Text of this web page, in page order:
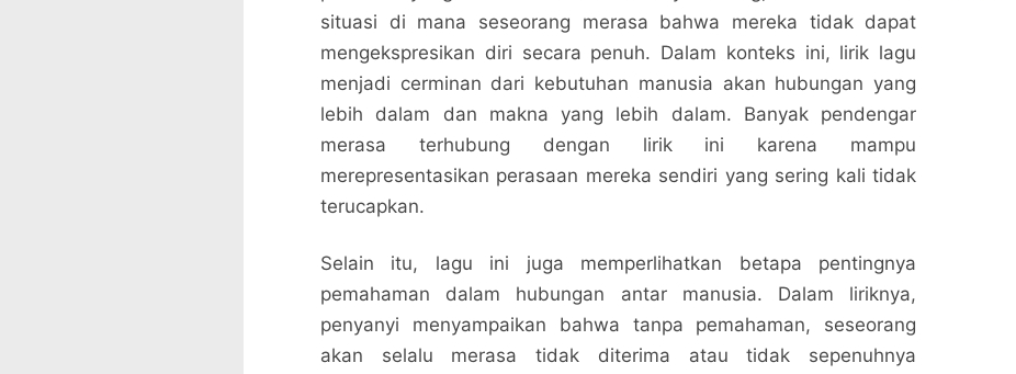
Nobody Gets Me Lirik: Lagu yang Menggambarkan
Kesepian dan Kebutuhan akan Pemahaman
Nalarrakyat.com - Media Kritis
situasi di mana seseorang merasa bahwa mereka tidak dapat
mengekspresikan diri secara penuh. Dalam konteks ini, lirik lagu
menjadi cerminan dari kebutuhan manusia akan hubungan yang
lebih dalam dan makna yang lebih dalam. Banyak pendengar
merasa terhubung dengan lirik ini karena mampu
merepresentasikan perasaan mereka sendiri yang sering kali tidak
terucapkan.
Selain itu, lagu ini juga memperlihatkan betapa pentingnya
pemahaman dalam hubungan antar manusia. Dalam liriknya,
penyanyi menyampaikan bahwa tanpa pemahaman, seseorang
akan selalu merasa tidak diterima atau tidak sepenuhnya
Nobody Gets Me Lirik: Lagu yang Menggambarkan
Kesepian dan Kebutuhan akan Pemahaman
Nalarrakyat.com - Media Kritis